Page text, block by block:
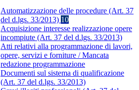
Automatizzazione delle procedure (Art. 37
del d.lgs. 33/2013) 10
Acquisizione interesse realizzazione opere
incompiute (Art. 37 del d.lgs. 33/2013)
Atti relativi alla programmazione di lavori,
opere, servizi e forniture / Mancata
redazione programmazione
Documenti sul sistema di qualificazione
(Art. 37 del d.lgs. 33/2013)